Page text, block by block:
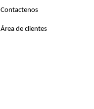
Contactenos
Área de clientes